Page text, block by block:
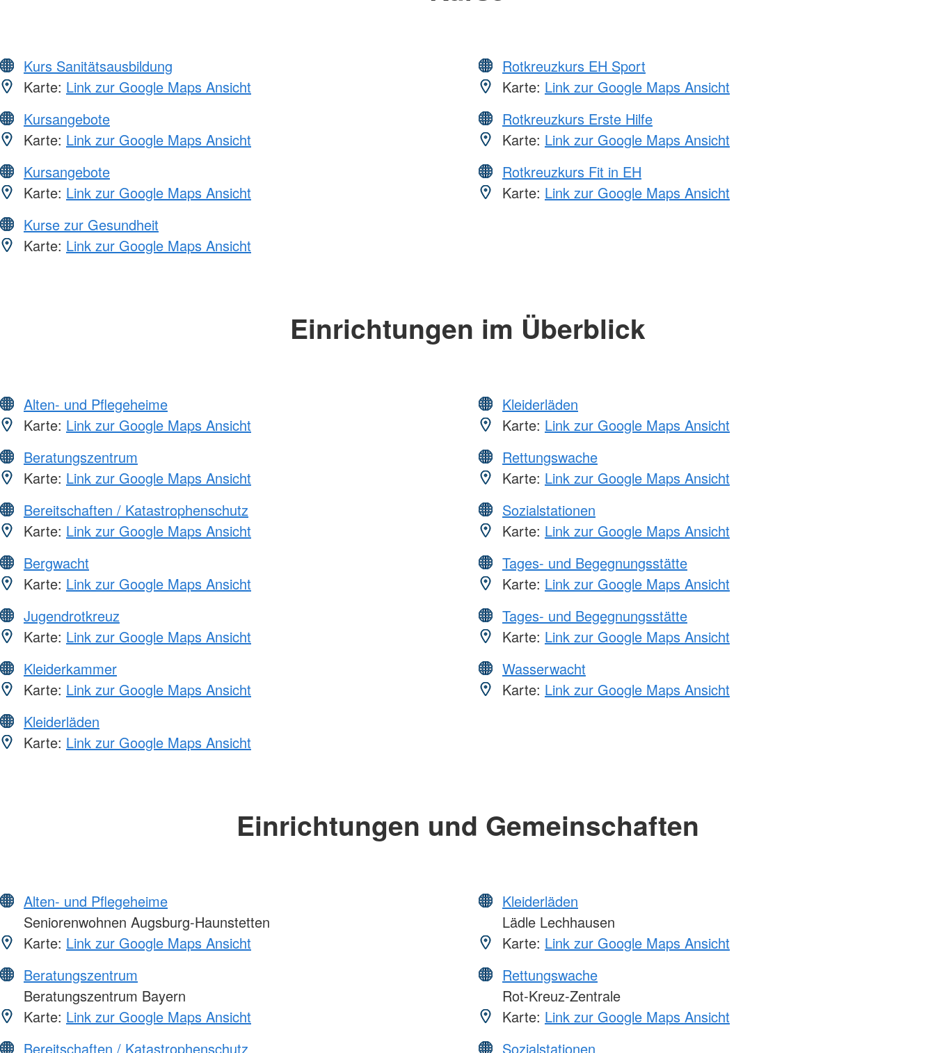
Kurs Sanitätsausbildung
Karte: Link zur Google Maps Ansicht
Kursangebote
Karte: Link zur Google Maps Ansicht
Kursangebote
Karte: Link zur Google Maps Ansicht
Kurse zur Gesundheit
Karte: Link zur Google Maps Ansicht
Rotkreuzkurs EH Sport
Karte: Link zur Google Maps Ansicht
Rotkreuzkurs Erste Hilfe
Karte: Link zur Google Maps Ansicht
Rotkreuzkurs Fit in EH
Karte: Link zur Google Maps Ansicht
Einrichtungen im Überblick
Alten- und Pflegeheime
Karte: Link zur Google Maps Ansicht
Beratungszentrum
Karte: Link zur Google Maps Ansicht
Bereitschaften / Katastrophenschutz
Karte: Link zur Google Maps Ansicht
Bergwacht
Karte: Link zur Google Maps Ansicht
Jugendrotkreuz
Karte: Link zur Google Maps Ansicht
Kleiderkammer
Karte: Link zur Google Maps Ansicht
Kleiderläden
Karte: Link zur Google Maps Ansicht
Kleiderläden
Karte: Link zur Google Maps Ansicht
Rettungswache
Karte: Link zur Google Maps Ansicht
Sozialstationen
Karte: Link zur Google Maps Ansicht
Tages- und Begegnungsstätte
Karte: Link zur Google Maps Ansicht
Tages- und Begegnungsstätte
Karte: Link zur Google Maps Ansicht
Wasserwacht
Karte: Link zur Google Maps Ansicht
Einrichtungen und Gemeinschaften
Alten- und Pflegeheime
Seniorenwohnen Augsburg-Haunstetten
Karte: Link zur Google Maps Ansicht
Beratungszentrum
Beratungszentrum Bayern
Karte: Link zur Google Maps Ansicht
Bereitschaften / Katastrophenschutz
Kleiderläden
Lädle Lechhausen
Karte: Link zur Google Maps Ansicht
Rettungswache
Rot-Kreuz-Zentrale
Karte: Link zur Google Maps Ansicht
Sozialstationen